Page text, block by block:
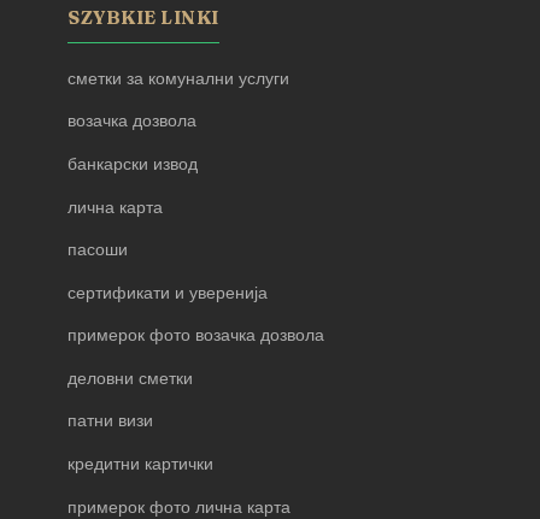
SZYBKIE LINKI
сметки за комунални услуги
возачка дозвола
банкарски извод
лична карта
пасоши
сертификати и уверенија
примерок фото возачка дозвола
деловни сметки
патни визи
кредитни картички
примерок фото лична карта